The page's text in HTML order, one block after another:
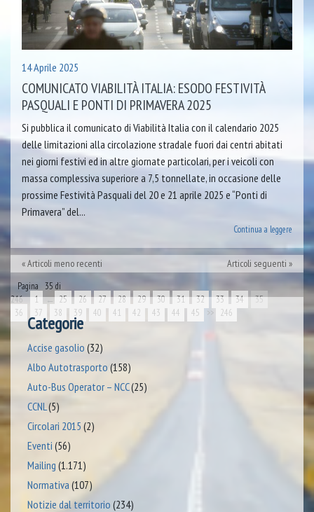
14 Aprile 2025
COMUNICATO VIABILITÀ ITALIA: ESODO FESTIVITÀ
PASQUALI E PONTI DI PRIMAVERA 2025
Si pubblica il comunicato di Viabilità Italia con il calendario 2025
delle limitazioni alla circolazione stradale fuori dai centri abitati
nei giorni festivi ed in altre giornate particolari, per i veicoli con
massa complessiva superiore a 7,5 tonnellate, in occasione delle
prossime Festività Pasquali del 20 e 21 aprile 2025 e “Ponti di
Primavera” del...
Continua a leggere
Articoli meno recenti Articoli seguenti
Pagina 35 di
246
1 ← 25 26 27 28 29 30 31 32 33 34
35
36
37 38 39 40 41 42 43 44 45 >> 246
Categorie
Accise gasolio (32)
Albo Autotrasporto (158)
Auto-Bus Operator – NCC(25)
CCNL (5)
Circolari 2015 (2)
Eventi (56)
Mailing (1.171)
Normativa (107)
Notizie dal territorio (234)